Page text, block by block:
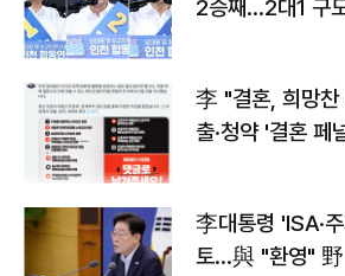
2승째…2대1 구
李 "결혼, 희망
출·청약 '결혼 페
李대통령 'ISA·
토…與 "환영" 野